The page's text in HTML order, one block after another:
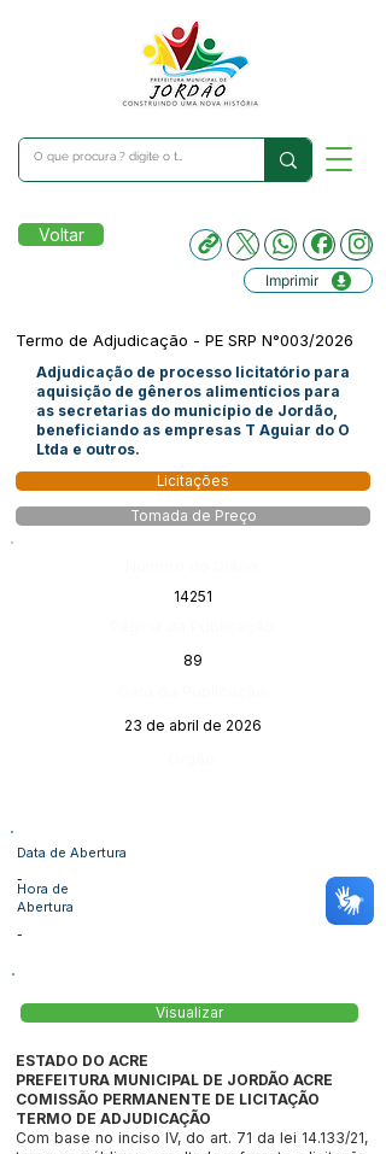
Voltar
Imprimir
Termo de Adjudicação - PE SRP N°003/2026
Adjudicação de processo licitatório para
aquisição de gêneros alimentícios para
as secretarias do município de Jordão,
beneficiando as empresas T Aguiar do O
Ltda e outros.
Licitações
Tomada de Preço
14251
89
23 de abril de 2026
Data de Abertura
-
Hora de
Abertura
-
Visualizar
ESTADO DO ACRE
PREFEITURA MUNICIPAL DE JORDÃO ACRE
COMISSÃO PERMANENTE DE LICITAÇÃO
TERMO DE ADJUDICAÇÃO
Com base no inciso IV, do art. 71 da lei 14.133/21,